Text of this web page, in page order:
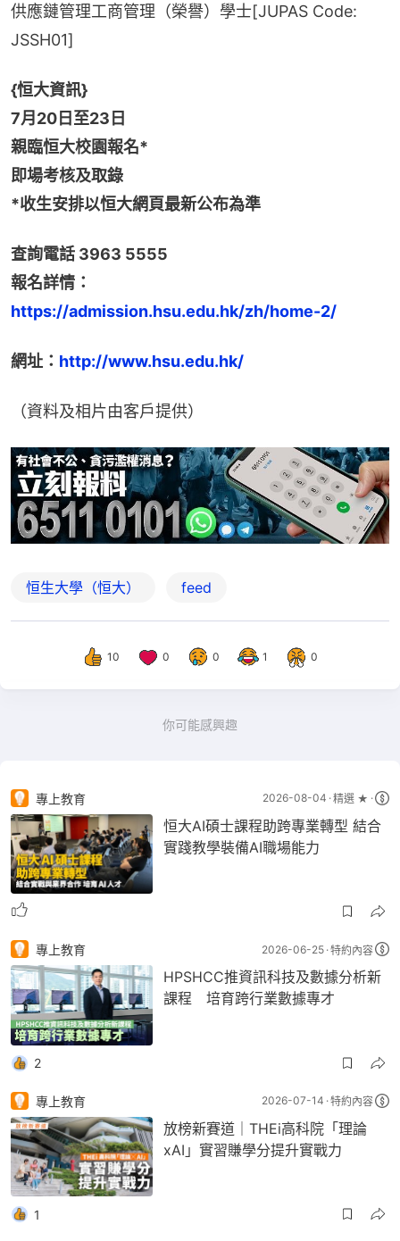
供應鏈管理工商管理（榮譽）學士[JUPAS Code:
JSSH01]
{恒大資訊}
7月20日至23日
親臨恒大校園報名*
即場考核及取錄
*收生安排以恒大網頁最新公布為準
查詢電話 3963 5555
報名詳情：
https://admission.hsu.edu.hk/zh/home-2/
網址： http://www.hsu.edu.hk/
（資料及相片由客戶提供）
恒生大學（恒大） feed
10 0 0 1 0
你可能感興趣
專上教育 2026-08-04 精選 ★
恒大AI碩士課程助跨專業轉型 結合
實踐教學裝備AI職場能力
專上教育 2026-06-25 特約內容
HPSHCC推資訊科技及數據分析新
課程 培育跨行業數據專才
2
專上教育 2026-07-14 特約內容
放榜新賽道｜THEi高科院「理論
xAI」實習賺學分提升實戰力
1